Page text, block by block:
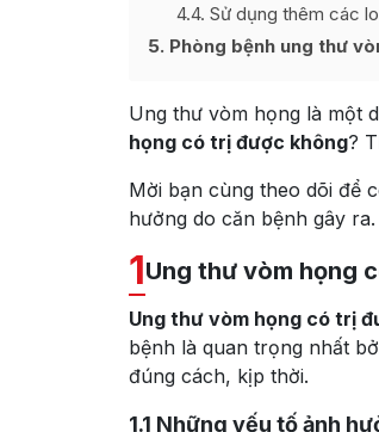
4.4 Sử dụng thêm các
5 Phòng bệnh ung thư
Ung thư vòm họng là một
họng có trị được không?
Mời bạn cùng theo dõi để
hưởng do căn bệnh gây ra.
1Ung thư vòm họng
Ung thư vòm họng có trị
bệnh là quan trọng nhất
đúng cách, kịp thời.
1.1 Những yếu tố ảnh